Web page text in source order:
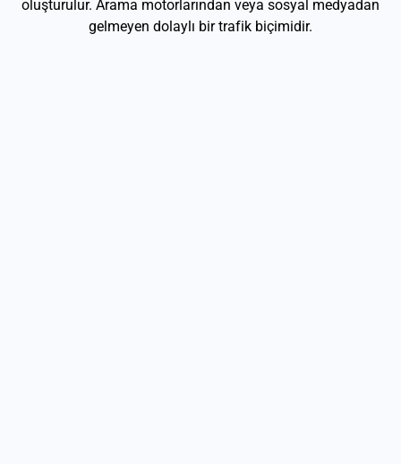
oluşturulur. Arama motorlarından veya sosyal medyadan
gelmeyen dolaylı bir trafik biçimidir.